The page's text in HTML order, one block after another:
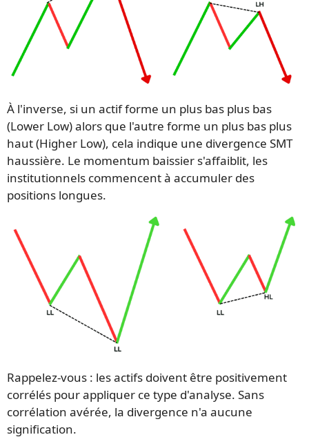
À l'inverse, si un actif forme un plus bas plus bas
(Lower Low) alors que l'autre forme un plus bas plus
haut (Higher Low), cela indique une divergence SMT
haussière. Le momentum baissier s'affaiblit, les
institutionnels commencent à accumuler des
positions longues.
Rappelez-vous : les actifs doivent être positivement
corrélés pour appliquer ce type d'analyse. Sans
corrélation avérée, la divergence n'a aucune
signification.